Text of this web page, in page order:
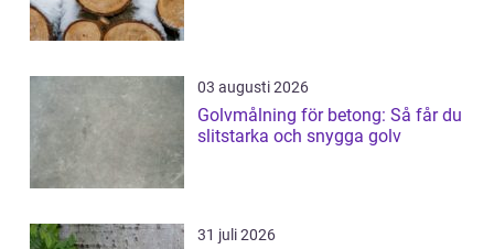
03 augusti 2026
Golvmålning för betong: Så får du
slitstarka och snygga golv
31 juli 2026